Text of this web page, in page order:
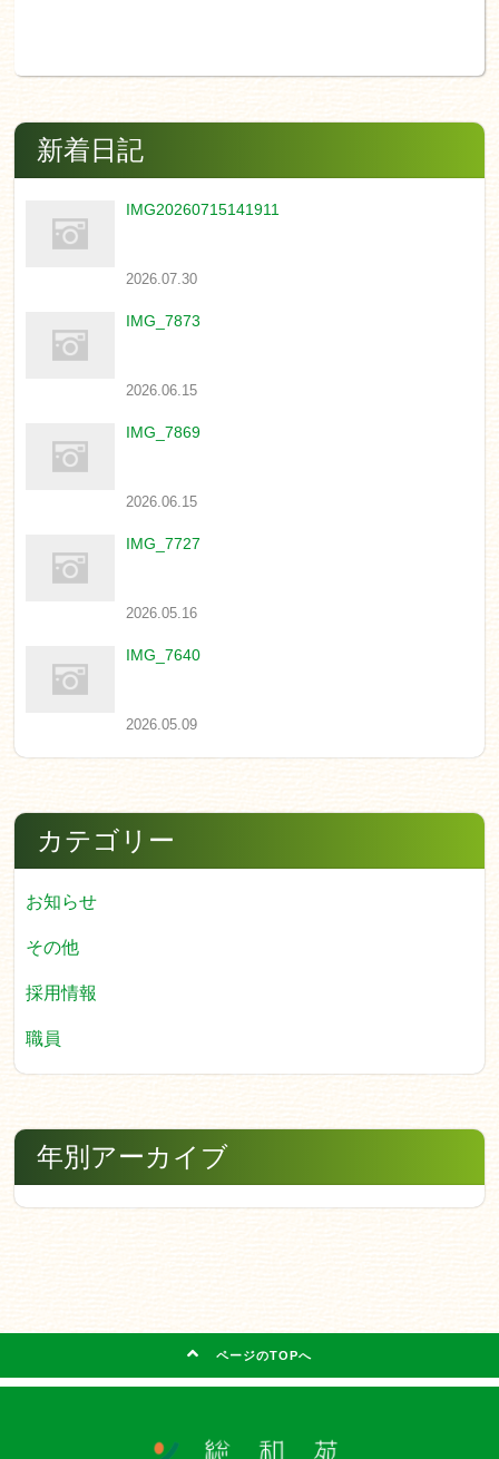
新着日記
IMG20260715141911
2026.07.30
IMG_7873
2026.06.15
IMG_7869
2026.06.15
IMG_7727
2026.05.16
IMG_7640
2026.05.09
カテゴリー
お知らせ
その他
採用情報
職員
年別アーカイブ
ページのTOPへ